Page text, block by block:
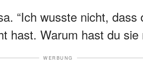
“Ich wusste nicht,
hast. Warum hast du sie
WERBUNG